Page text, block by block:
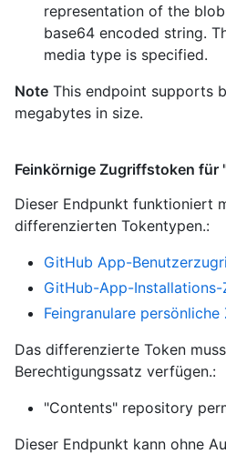
representation of the
base64 encoded string.
media type is specified.
Note This endpoint supports
megabytes in size.
Feinkörnige Zugriffstoken für
Dieser Endpunkt funktioniert
differenzierten Tokentypen.:
GitHub App-
GitHub-App-
Feingranulare
Das differenzierte Token
Berechtigungssatz verfügen.:
"Contents" repository
Dieser Endpunkt kann ohne